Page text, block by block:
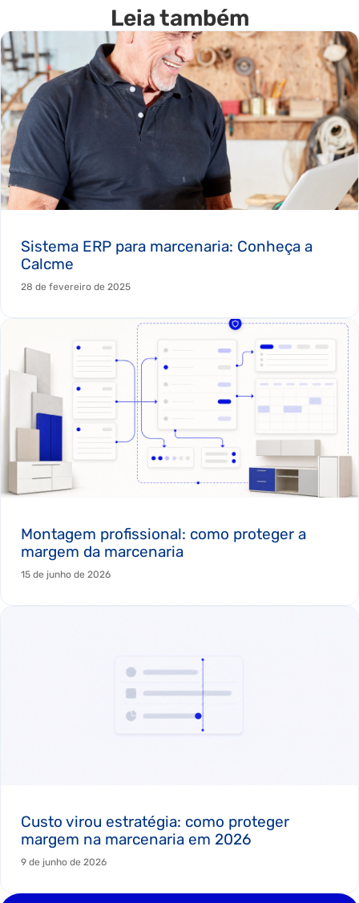
Leia também
Sistema ERP para marcenaria: Conheça a
Calcme
28 de fevereiro de 2025
Montagem profissional: como proteger a
margem da marcenaria
15 de junho de 2026
Custo virou estratégia: como proteger
margem na marcenaria em 2026
9 de junho de 2026